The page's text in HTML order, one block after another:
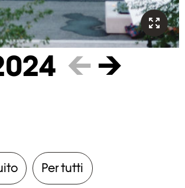
← →
Per tutti